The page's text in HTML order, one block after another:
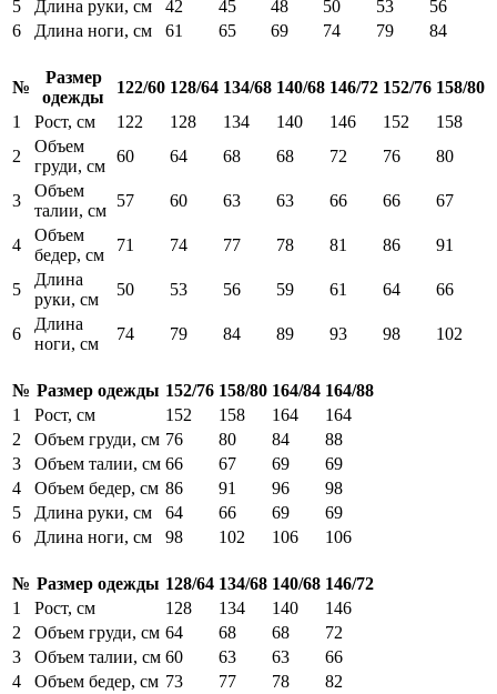
5
Длина руки, см 42 45 48 50 53
56
6
Длина ноги, см 61 65 69 74 79 84
№
Размер
одежды
122/60 128/64 134/68 140/68 146/72 152/76 158/80
1
Рост, см 122 128 134 140 146 152
158
2
Объем
груди, см
60 64 68 68 72 76 80
3
Объем
талии, см
57 60 63 63 66 66 67
4
Объем
бедер, см
71 74 77 78 81 86 91
5
Длина
руки, см
50 53 56 59 61 64 66
6
Длина
ноги, см
74 79 84 89 93 98 102
№ Размер одежды 152/76 158/80 164/84 164/88
1
Рост, см 152 158 164
164
2
Объем груди, см 76 80 84
88
3
Объем талии, см 66 67 69
69
4
Объем бедер, см 86 91 96
98
5
Длина руки, см 64 66 69
69
6
Длина ноги, см 98 102 106 106
№ Размер одежды 128/64 134/68 140/68 146/72
1
Рост, см 128 134 140
146
2
Объем груди, см 64 68 68
72
3
Объем талии, см 60 63 63
66
4
Объем бедер, см 73 77 78
82